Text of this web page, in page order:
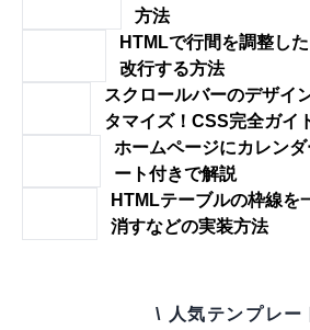
方法
HTMLで行間を調整し
改行する方法
スクロールバーのデザイ
タマイズ！CSS完全ガイ
ホームページにカレン
ート付きで解説
HTMLテーブルの枠線を
消すなどの実装方法
\ 人気テンプレー